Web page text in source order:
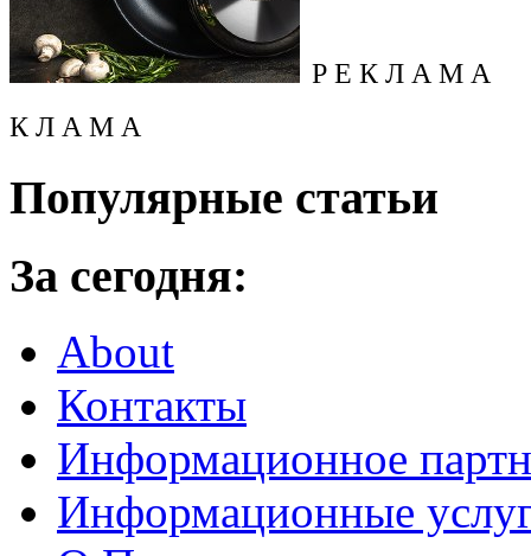
Р Е К Л А М А
К Л А М А
Популярные статьи
За сегодня:
About
Контакты
Информационное
Информационные